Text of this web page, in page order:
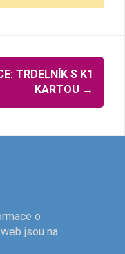
TRDELNÍK S K1
KARTOU →
o
jsou na